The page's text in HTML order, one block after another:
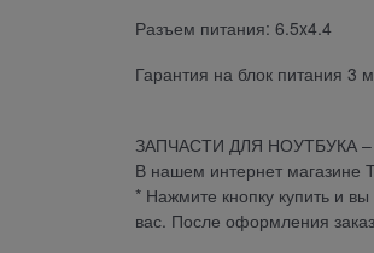
Разъем питания: 6.5x4.4
Гарантия на блок питания 3
ЗАПЧАСТИ ДЛЯ НОУТБУКА
В нашем интернет магазине
* Нажмите кнопку купить и
вас. После оформления